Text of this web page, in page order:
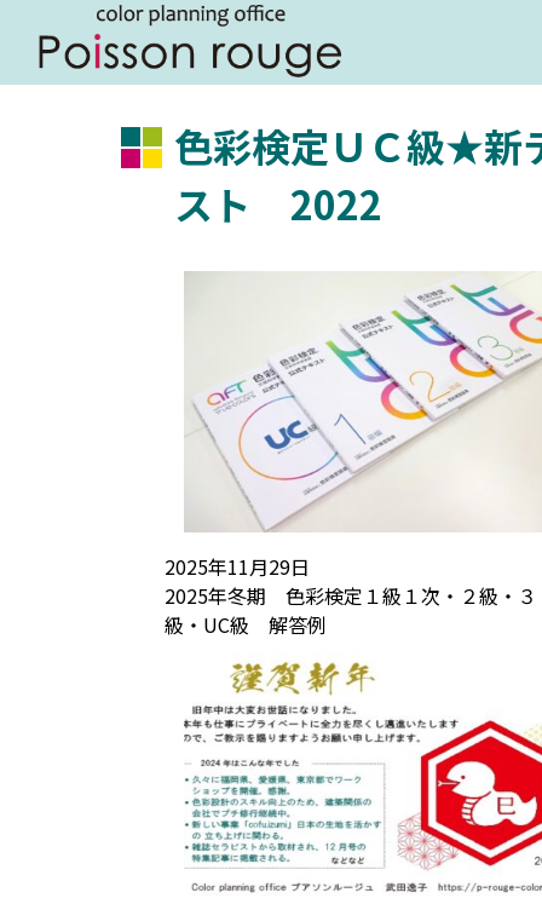
色彩検定ＵＣ級★新
スト 2022
2025年11月29日
2025年冬期 色彩検定１級１次・２級・３
級・UC級 解答例